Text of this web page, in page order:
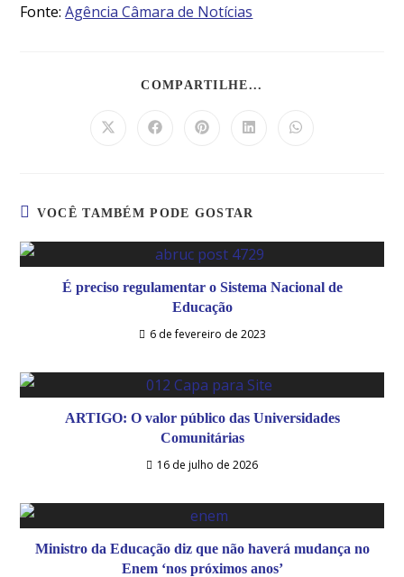
Fonte:Agência Câmara de Notícias
COMPARTILHE...
VOCÊ TAMBÉM PODE GOSTAR
É preciso regulamentar o Sistema Nacional de
Educação
6 de fevereiro de 2023
ARTIGO: O valor público das Universidades
Comunitárias
16 de julho de 2026
Ministro da Educação diz que não haverá mudança no
Enem ‘nos próximos anos’